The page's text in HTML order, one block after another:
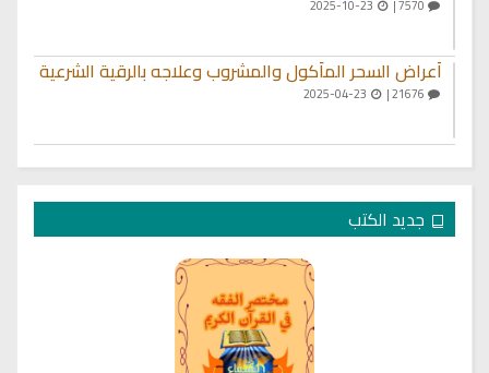
أعراض السحر المأكول والمشروب وعلاجه بالرقية الشرعية
جديد الكتب